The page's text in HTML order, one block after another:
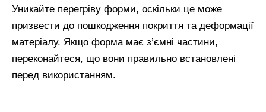
Уникайте перегріву форми, оскільки це може
призвести до пошкодження покриття та деформації
матеріалу. Якщо форма має з’ємні частини,
переконайтеся, що вони правильно встановлені
перед використанням.